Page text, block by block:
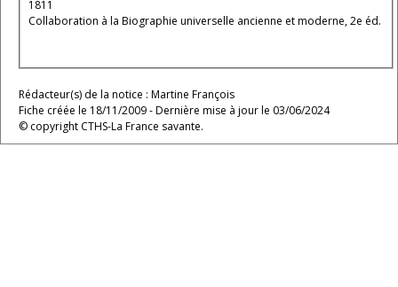
1811
Collaboration à la Biographie universelle ancienne et moderne, 2e éd.
Rédacteur(s) de la notice : Martine François
Fiche créée le 18/11/2009 - Dernière mise à jour le 03/06/2024
© copyright CTHS-La France savante.